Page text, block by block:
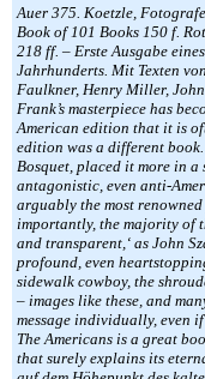
Auer 375. Koetzle,
Book of 101 Books 150 f.
218 ff. – Erste Ausgabe
Jahrhunderts. Mit Texten
Faulkner, Henry Miller,
Frank’s masterpiece has
American edition that it is
edition was a different
Bosquet, placed it more in
antagonistic, even anti-
arguably the most
importantly, the majority of
and transparent,‘ as John
profound, even
sidewalk cowboy, the
– images like these, and
message individually, even
The Americans is a great
that surely explains its